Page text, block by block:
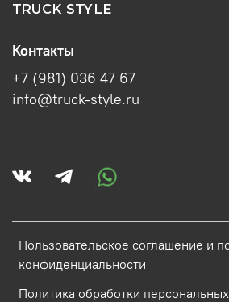
TRUCK STYLE
Пользовательское соглашение и
конфиденциальности
Политика обработки
Контакты
+7 (981) 036 47 67
info@truck-style.ru